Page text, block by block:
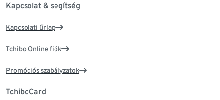
Kapcsolat & segítség
Kapcsolati űrlap
Tchibo Online fiók
Promóciós szabályzatok
TchiboCard